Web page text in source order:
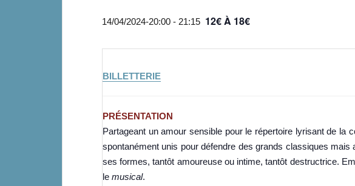
14/04/2024-20:00 - 21:15 12€ À 18€
BILLETTERIE
PRÉSENTATION
Partageant un amour sensible pour le répertoire lyrisant de la
spontanément unis pour défendre des grands classiques
ses formes, tantôt amoureuse ou intime, tantôt destructrice.
le musical.